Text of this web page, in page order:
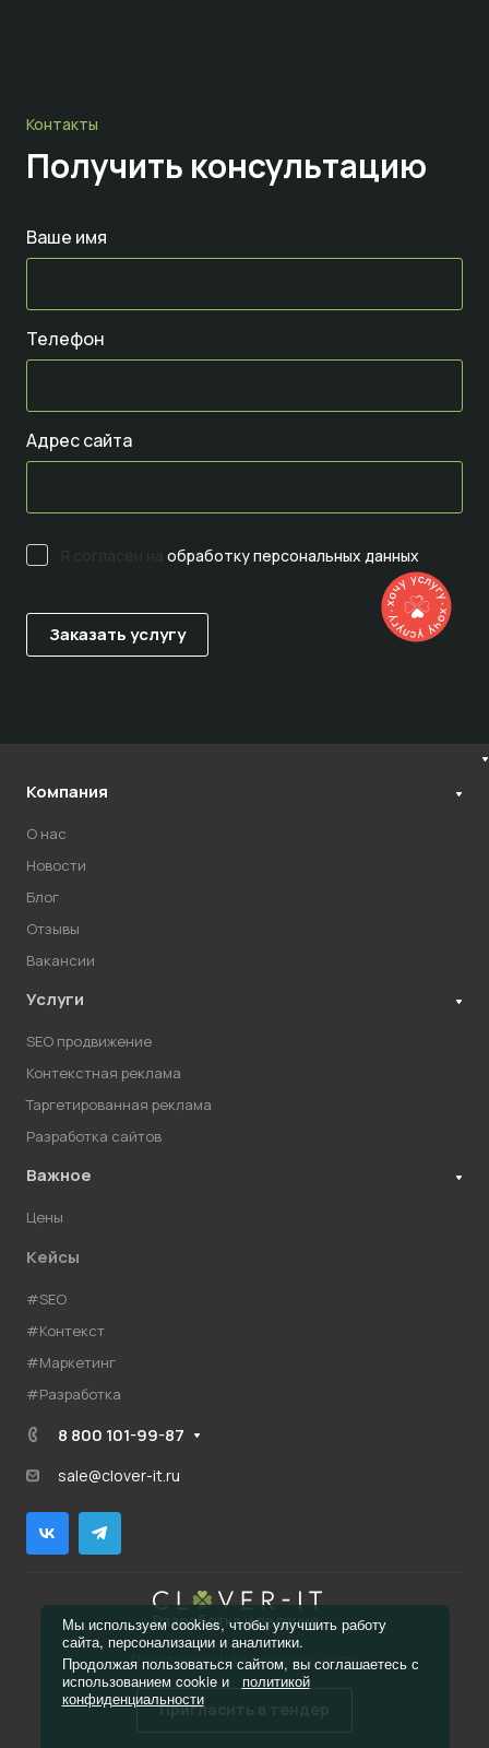
Контакты
Получить консультацию
Ваше имя
Телефон
Адрес сайта
Я согласен на обработку персональных данных
Компания
О нас
Новости
Блог
Отзывы
Вакансии
Услуги
SEO продвижение
Контекстная реклама
Таргетированная реклама
Разработка сайтов
Важное
Цены
Кейсы
#SEO
#Контекст
#Маркетинг
#Разработка
8 800 101-99-87
sale@clover-it.ru
Пригласить в тендер
Политика конфиденциальности
Разработка и ведение
Мы используем cookies, чтобы улучшить работу
сайта, персонализации и аналитики.
Продолжая пользоваться сайтом, вы соглашаетесь с
использованием cookie и
политикой
конфиденциальности